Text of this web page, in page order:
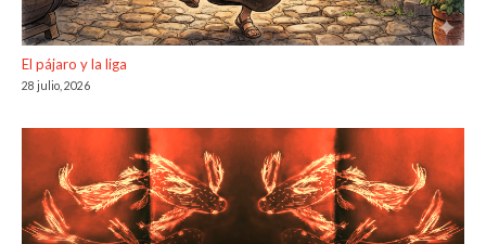
El pájaro y la liga
28 julio, 2026